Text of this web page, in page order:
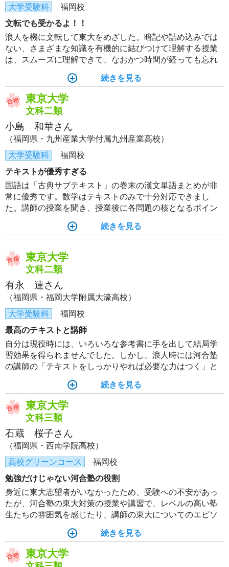
大学受験科
福岡校
文転でも受かるよ！！
浪人を機に文転して東大をめざした。暗記や詰め込みでは
ない、さまざまな知識を有機的に結びつけて理解する授業
は、スムーズに理解できて、なおかつ時間が経っても忘れ
たい自分にぴったりだった。続きを見る
東京大学
文科二類
小島 和華さん
（福岡県・九州産業大学付属九州産業高校）
大学受験科
福岡校
テキストが優秀すぎる
国語は「古典サブテキスト」の巻末の漢文単語まとめが非
常に優秀です。数学はテキストのみで十分対応できまし
た。講師の授業を聞き、授業後に各問題の核となるポイン
キストを完璧にすればほぼ点が取れます。また、世界史の
続きを見る
東京大学
文科二類
有永 連さん
（福岡県・福岡大学附属大濠高校）
大学受験科
福岡校
最高のテキストと講師
自分は現役時には、いろいろな参考書に手を出して結局学
習効果を得られませんでした。しかし、浪人時には河合塾
の講師の「テキストをしっかりやれば必要な力はつく」と
予習・復習を完璧にすると、気がつけば成績が上がってい
ました。
続きを見る
東京大学
文科三類
石蔵 桜子さん
（福岡県・西南学院高校）
高校グリーンコース
福岡校
勉強だけじゃない河合塾の役割
身近に東大志望者がいなかったため、受験への不安があっ
たが、河合塾の東大対策の授業や講習で、レベルの高い塾
生たちの雰囲気を感じたり、講師の東大についてのエピソ
らませることができ、モチベーションを保ち続けられた。
続きを見る
東京大学